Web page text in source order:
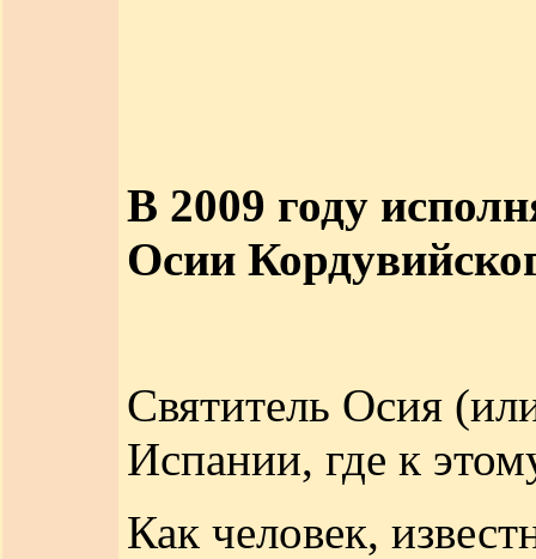
В 2009 году
Осии
Святитель Осия
Испании, где к
Как человек,